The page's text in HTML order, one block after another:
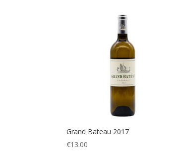
Grand Bateau 2017
€13.00